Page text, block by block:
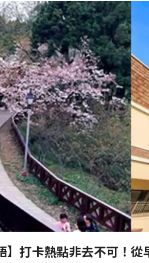
】打卡熱點非去不可！